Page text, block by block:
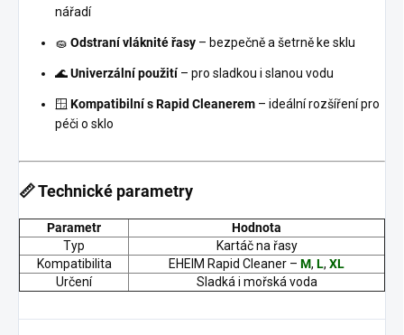
nářadí
🧽 Odstraní vláknité řasy – bezpečně a šetrně ke sklu
🌊Univerzální použití– pro sladkou i slanou vodu
🪟 Kompatibilní s Rapid Cleanerem – ideální rozšíření pro
péči o sklo
📏 Technické parametry
Parametr
Hodnota
Typ
Kartáč na řasy
Kompatibilita
EHEIM Rapid Cleaner – M, L, XL
Určení
Sladká i mořská voda